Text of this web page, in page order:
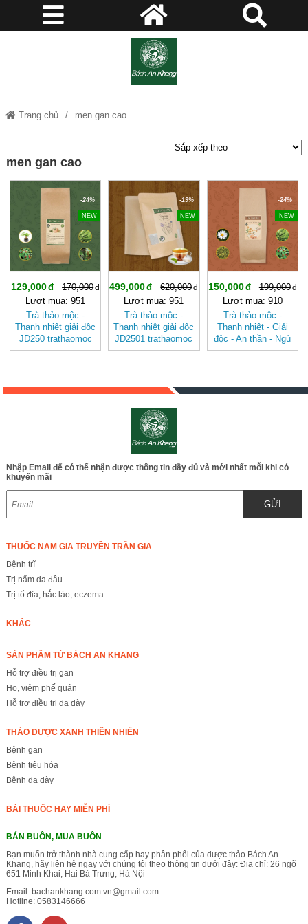
Trang chủ men gan cao
men gan cao
-24%
NEW
129,000
170,000
Lượt mua: 951
Trà thảo mộc -
Thanh nhiệt giải độc
JD250 trathaomoc
-19%
NEW
499,000
620,000
Lượt mua: 951
Trà thảo mộc -
Thanh nhiệt giải độc
JD2501 trathaomoc
-24%
NEW
150,000
199,000
Lượt mua: 910
Trà thảo mộc -
Thanh nhiệt - Giải
độc - An thần - Ngủ
ngon - Bảo vệ dạ
Nhập Email để có thể nhận được thông tin đầy đủ và mới nhất mỗi khi có
khuyến mãi
GỬI
THUỐC NAM GIA TRUYỀN TRẦN GIA
Bệnh trĩ
Trị nấm da đầu
Trị tổ đỉa, hắc lào, eczema
KHÁC
SẢN PHẨM TỪ BÁCH AN KHANG
Hỗ trợ điều trị gan
Ho, viêm phế quản
Hỗ trợ điều trị dạ dày
THẢO DƯỢC XANH THIÊN NHIÊN
Bệnh gan
Bệnh tiêu hóa
Bệnh dạ dày
BÀI THUỐC HAY MIỄN PHÍ
BÁN BUÔN, MUA BUÔN
Bạn muốn trở thành nhà cung cấp hay phân phối của dược thảo Bách An
Khang, hãy liên hệ ngay với chúng tôi theo thông tin dưới đây: Địa chỉ: 26 ngõ
651 Minh Khai, Hai Bà Trưng, Hà Nội
Email: bachankhang.com.vn@gmail.com
Hotline: 0583146666